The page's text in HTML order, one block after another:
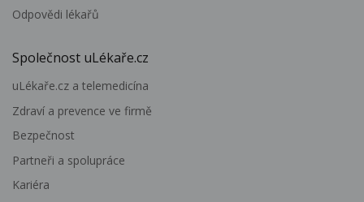
Odpovědi lékařů
Společnost uLékaře.cz
uLékaře.cz a telemedicína
Zdraví a prevence ve firmě
Bezpečnost
Partneři a spolupráce
Kariéra